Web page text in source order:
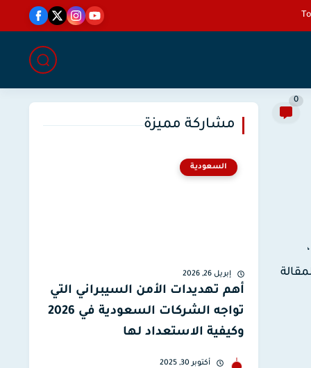
0
مشاركة مميزة
السعودية
إبريل 26, 2026
أهم تهديدات الأمن السيبراني التي
تواجه الشركات السعودية في 2026
وكيفية الاستعداد لها
أكتوبر 30, 2025